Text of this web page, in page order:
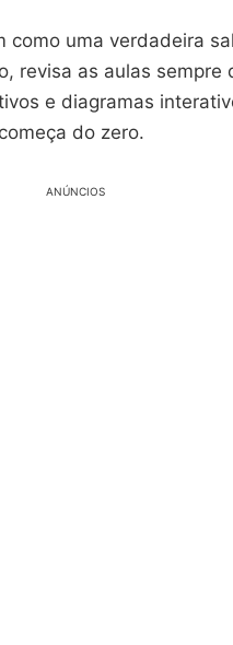
como uma verdadeira
revisa as aulas sempre
e diagramas
do zero.
ANÚNCIOS